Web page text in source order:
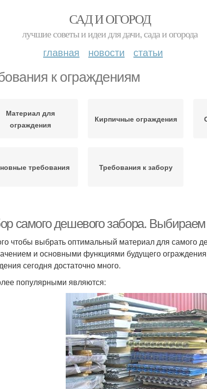
САД И ОГОРОД
лучшие советы и идеи для дачи, сада и огорода
главная новости статьи
к ограждениям
Материал для
ограждения
Кирпичные ограждения
требования Требования к забору
самого дешевого забора.
чтобы выбрать оптимальный материал для самого
и основными функциями будущего
сегодня достаточно много.
популярными являются: